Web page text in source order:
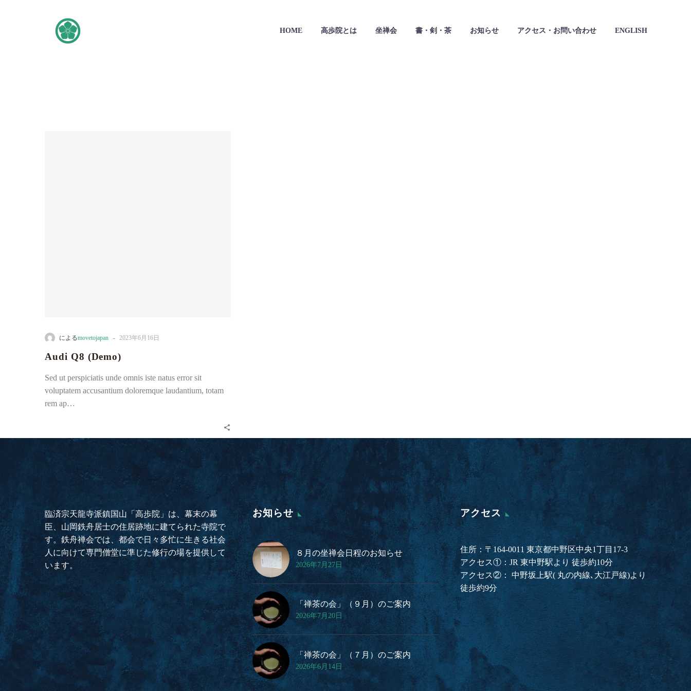
HOME 高歩院とは 坐禅会 書・剣・茶 お知らせ アクセス・お問い合わせ ENGLISH
によるmovetojapan - 2023年6月16日
Audi Q8 (Demo)
Sed ut perspiciatis unde omnis iste natus error sit
voluptatem accusantium doloremque laudantium, totam
rem ap…
臨済宗天龍寺派鎮国山「高歩院」は、幕末の幕
臣、山岡鉄舟居士の住居跡地に建てられた寺院で
す。鉄舟禅会では、都会で日々多忙に生きる社会
人に向けて専門僧堂に準じた修行の場を提供して
います。
お知らせ
８月の坐禅会日程のお知らせ
2026年7月27日
「禅茶の会」（９月）のご案内
2026年7月20日
「禅茶の会」（７月）のご案内
2026年6月14日
アクセス
住所：〒164-0011 東京都中野区中央1丁目17-3
アクセス①：JR 東中野駅より 徒歩約10分
アクセス②： 中野坂上駅( 丸の内線､大江戸線)より
徒歩約9分